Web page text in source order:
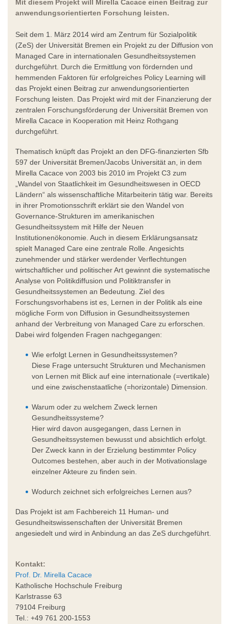
Mit diesem Projekt will Mirella Cacace einen Beitrag zur
anwendungsorientierten Forschung leisten.
Seit dem 1. März 2014 wird am Zentrum für Sozialpolitik
(ZeS) der Universität Bremen ein Projekt zu der Diffusion von
Managed Care in internationalen Gesundheitssystemen
durchgeführt. Durch die Ermittlung von fördernden und
hemmenden Faktoren für erfolgreiches Policy Learning will
das Projekt einen Beitrag zur anwendungsorientierten
Forschung leisten. Das Projekt wird mit der Finanzierung der
zentralen Forschungsförderung der Universität Bremen von
Mirella Cacace in Kooperation mit Heinz Rothgang
durchgeführt.
Thematisch knüpft das Projekt an den DFG-finanzierten Sfb
597 der Universität Bremen/Jacobs Universität an, in dem
Mirella Cacace von 2003 bis 2010 im Projekt C3 zum
„Wandel von Staatlichkeit im Gesundheitswesen in OECD
Ländern“ als wissenschaftliche Mitarbeiterin tätig war. Bereits
in ihrer Promotionsschrift erklärt sie den Wandel von
Governance-Strukturen im amerikanischen
Gesundheitssystem mit Hilfe der Neuen
Institutionenökonomie. Auch in diesem Erklärungsansatz
spielt Managed Care eine zentrale Rolle. Angesichts
zunehmender und stärker werdender Verflechtungen
wirtschaftlicher und politischer Art gewinnt die systematische
Analyse von Politikdiffusion und Politiktransfer in
Gesundheitssystemen an Bedeutung. Ziel des
Forschungsvorhabens ist es, Lernen in der Politik als eine
mögliche Form von Diffusion in Gesundheitssystemen
anhand der Verbreitung von Managed Care zu erforschen.
Dabei wird folgenden Fragen nachgegangen:
Wie erfolgt Lernen in Gesundheitssystemen?
Diese Frage untersucht Strukturen und Mechanismen
von Lernen mit Blick auf eine internationale (=vertikale)
und eine zwischenstaatliche (=horizontale) Dimension.
Warum oder zu welchem Zweck lernen
Gesundheitssysteme?
Hier wird davon ausgegangen, dass Lernen in
Gesundheitssystemen bewusst und absichtlich erfolgt.
Der Zweck kann in der Erzielung bestimmter Policy
Outcomes bestehen, aber auch in der Motivationslage
einzelner Akteure zu finden sein.
Wodurch zeichnet sich erfolgreiches Lernen aus?
Das Projekt ist am Fachbereich 11 Human- und
Gesundheitswissenschaften der Universität Bremen
angesiedelt und wird in Anbindung an das ZeS durchgeführt.
Kontakt:
Prof. Dr. Mirella Cacace
Katholische Hochschule Freiburg
Karlstrasse 63
79104 Freiburg
Tel.: +49 761 200-1553